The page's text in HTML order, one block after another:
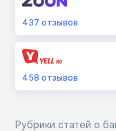
437 отзывов
458 отзывов
Рубрики статей о